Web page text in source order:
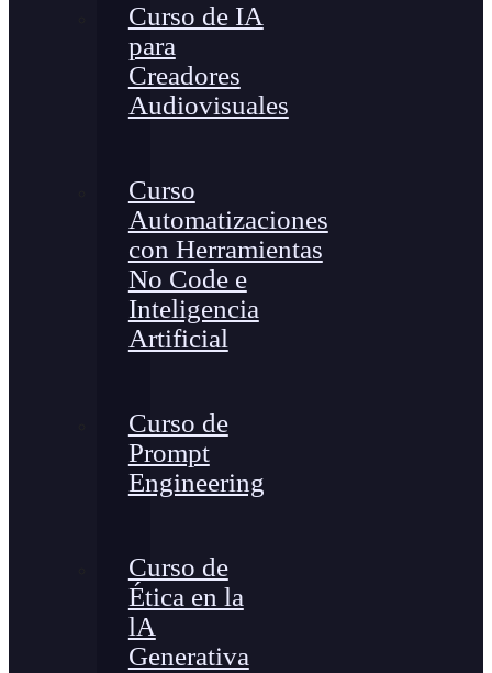
Curso de IA
para
Creadores
Audiovisuales
Curso
Automatizaciones
con Herramientas
No Code e
Inteligencia
Artificial
Curso de
Prompt
Engineering
Curso de
Ética en la
lA
Generativa